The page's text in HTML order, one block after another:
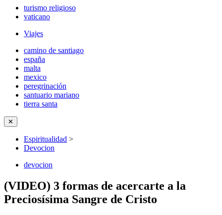
turismo religioso
vaticano
Viajes
camino de santiago
españa
malta
mexico
peregrinación
santuario mariano
tierra santa
✕
Espiritualidad >
Devocion
devocion
(VIDEO) 3 formas de acercarte a la
Preciosísima Sangre de Cristo